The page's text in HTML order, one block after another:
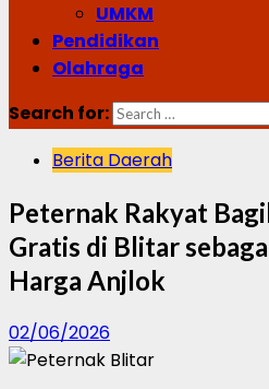
UMKM
Pendidikan
Olahraga
Search for:
Berita Daerah
Peternak Rakyat
Gratis di Blitar
Harga Anjlok
02/06/2026